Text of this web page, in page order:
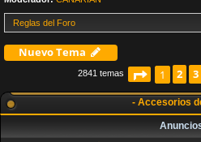
Reglas del Foro
Nuevo Tema
2841 temas Página de
1 2 3
- Accesorios